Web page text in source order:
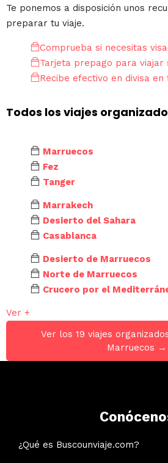
Te ponemos a disposición unos
preparar tu viaje.
Comprueba si necesitas
Tarjeta prepago para viajar
Recibe efectivo en divisa en
Todos los viajes
Marruecos
Fez
Tanger
Marrakech
Desierto del Sahara
Casablanca
Desierto de Marruecos
Norte de Marruecos
Crucero por el
Ver +
Ver los 19 viajes
Marruecos →
¿Qué es Buscounviaje.com?